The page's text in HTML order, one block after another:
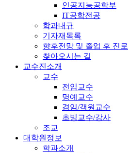
인공지능공학부
IT공학전공
학과내규
기자재목록
향후전망 및 졸업 후 진로
찾아오시는 길
교수진소개
교수
전임교수
명예교수
겸임/객원교수
초빙교수/강사
조교
대학원정보
학과소개